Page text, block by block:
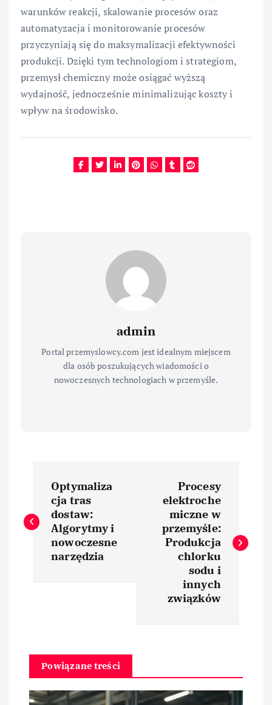
warunków reakcji, skalowanie procesów oraz
automatyzacja i monitorowanie procesów
przyczyniają się do maksymalizacji efektywności
produkcji. Dzięki tym technologiom i strategiom,
przemysł chemiczny może osiągać wyższą
wydajność, jednocześnie minimalizując koszty i
wpływ na środowisko.
admin
Portal przemyslowcy.com jest idealnym miejscem
dla osób poszukujących wiadomości o
nowoczesnych technologiach w przemyśle.
a
w
c
Optymaliza
cja tras
dostaw:
Algorytmy i
nowoczesne
narzędzia
Procesy
elektroche
miczne w
przemyśle:
Produkcja
chlorku
sodu i
innych
związków
Powiązane treści